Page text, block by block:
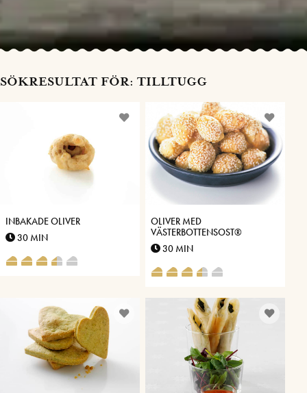
SÖKRESULTAT FÖR: TILLTUGG
INBAKADE OLIVER
30 MIN
OLIVER MED
VÄSTERBOTTENSOST®
30 MIN